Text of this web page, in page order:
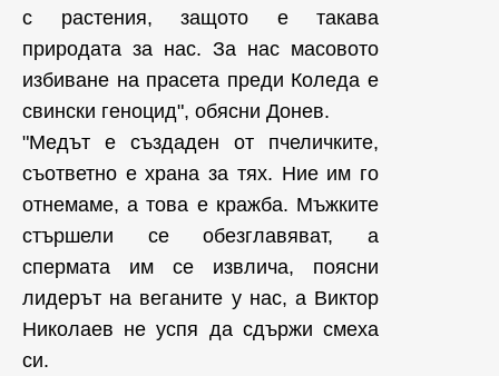
с растения, защото е такава
природата за нас. За нас масовото
избиване на прасета преди Коледа е
свински геноцид", обясни Донев.
"Медът е създаден от пчеличките,
съответно е храна за тях. Ние им го
отнемаме, а това е кражба. Мъжките
стършели се обезглавяват, а
спермата им се извлича, поясни
лидерът на веганите у нас, а Виктор
Николаев не успя да сдържи смеха
си.